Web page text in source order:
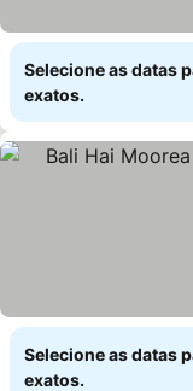
Selecione as datas
exatos.
Selecione as datas
exatos.